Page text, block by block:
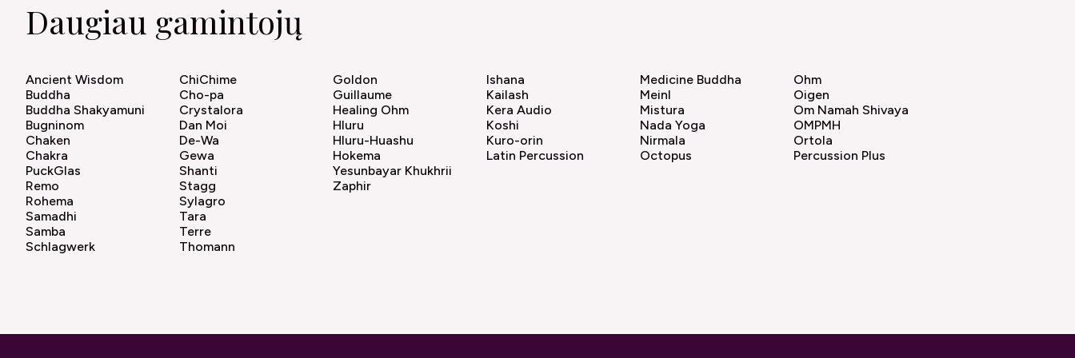
Daugiau gamintojų
Ancient Wisdom
Buddha
Buddha Shakyamuni
Bugninom
Chaken
Chakra
ChiChime
Cho-pa
Crystalora
Dan Moi
De-Wa
Gewa
Goldon
Guillaume
Healing Ohm
Hluru
Hluru-Huashu
Hokema
Ishana
Kailash
Kera Audio
Koshi
Kuro-orin
Latin Percussion
Medicine Buddha
Meinl
Mistura
Nada Yoga
Nirmala
Octopus
Ohm
Oigen
Om Namah Shivaya
OMPMH
Ortola
Percussion Plus
PuckGlas
Remo
Rohema
Samadhi
Samba
Schlagwerk
Shanti
Stagg
Sylagro
Tara
Terre
Thomann
Yesunbayar Khukhrii
Zaphir